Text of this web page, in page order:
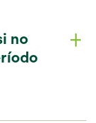
no
plus